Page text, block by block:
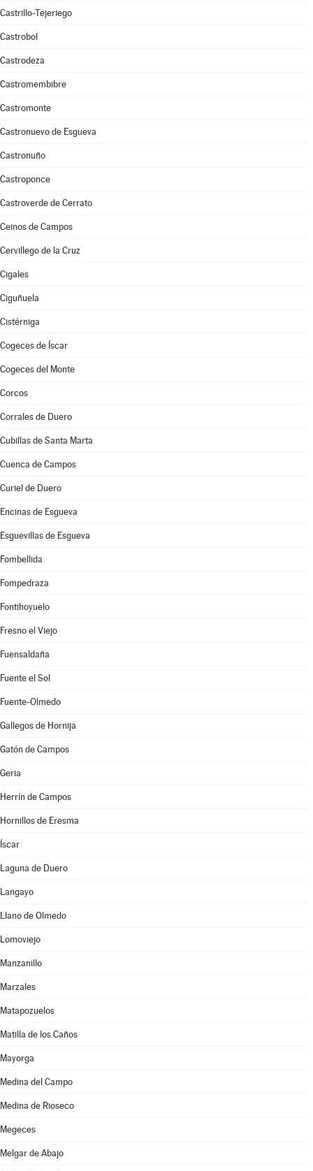
Castrillo-Tejeriego
Castrobol
Castrodeza
Castromembibre
Castromonte
Castronuevo de Esgueva
Castronuño
Castroponce
Castroverde de Cerrato
Ceinos de Campos
Cervillego de la Cruz
Cigales
Ciguñuela
Cistérniga
Cogeces de Íscar
Cogeces del Monte
Corcos
Corrales de Duero
Cubillas de Santa Marta
Cuenca de Campos
Curiel de Duero
Encinas de Esgueva
Esguevillas de Esgueva
Fombellida
Fompedraza
Fontihoyuelo
Fresno el Viejo
Fuensaldaña
Fuente el Sol
Fuente-Olmedo
Gallegos de Hornija
Gatón de Campos
Geria
Herrín de Campos
Hornillos de Eresma
Íscar
Laguna de Duero
Langayo
Llano de Olmedo
Lomoviejo
Manzanillo
Marzales
Matapozuelos
Matilla de los Caños
Mayorga
Medina del Campo
Medina de Rioseco
Megeces
Melgar de Abajo